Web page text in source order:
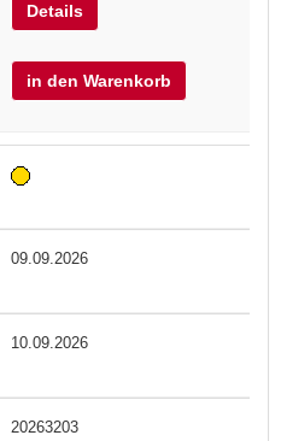
Details
in den Warenkorb
09.09.2026
10.09.2026
20263203